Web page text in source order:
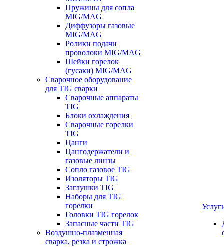
Пружины для сопла
MIG/MAG
Диффузоры газовые
MIG/MAG
Ролики подачи
проволоки MIG/MAG
Шейки горелок
(гусаки) MIG/MAG
Сварочное оборудование
для TIG сварки
Сварочные аппараты
TIG
Блоки охлаждения
Сварочные горелки
TIG
Цанги
Цангодержатели и
газовые линзы
Сопло газовое TIG
Изоляторы TIG
Заглушки TIG
Наборы для TIG
горелки
Головки TIG горелок
Запасные части TIG
Воздушно-плазменная
сварка, резка и строжка